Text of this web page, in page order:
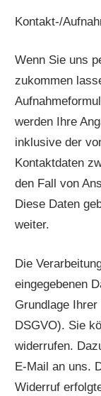
Kontakt-/
Wenn Sie uns
zukommen
werden Ihre
inklusive der
Kontaktdaten
den Fall von
Diese Daten
weiter.
Die
eingegebenen
Grundlage
DSGVO). Sie
widerrufen.
E-Mail an uns.
Widerruf